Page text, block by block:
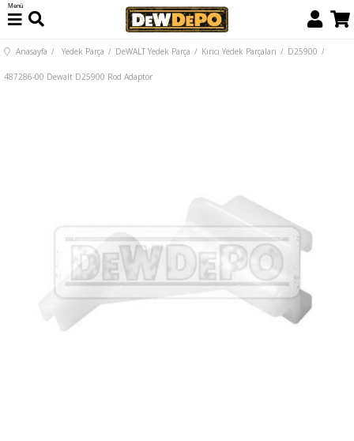
Menü
Anasayfa Yedek Parça DeWALT Yedek Parça Kırıcı Yedek Parçaları D25900
487286-00 Dewalt D25900 Rod Adaptör